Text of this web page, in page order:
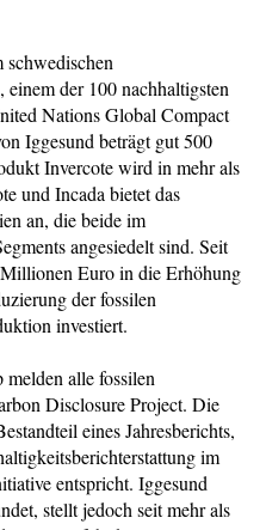
schwedischen
der 100 nachhaltigsten
Nations Global Compact
Iggesund beträgt gut 500
Invercote wird in mehr als
und Incada bietet das
an, die beide im
angesiedelt sind. Seit
Euro in die Erhöhung
der fossilen
investiert.
alle fossilen
Disclosure Project. Die
eines Jahresberichts,
im
entspricht. Iggesund
stellt jedoch seit mehr als